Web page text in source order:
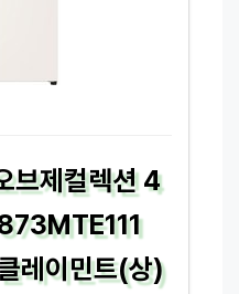
브제컬렉션 4
레이민트(상)